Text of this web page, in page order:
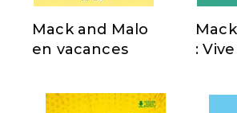
Mack and Malo
en vacances
: